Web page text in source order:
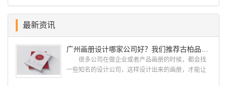
最新资讯
广州画册设计哪家公司好？我们推荐古柏品牌设计
很多公司在做企业或者产品画册的时候，都会找
一些知名的设计公司，这样设计出来的画册，才能让